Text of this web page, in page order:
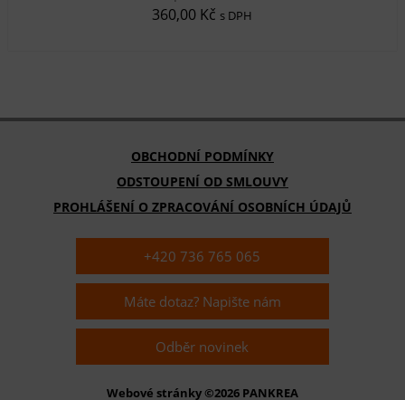
360,00 Kč s DPH
OBCHODNÍ PODMÍNKY
ODSTOUPENÍ OD SMLOUVY
PROHLÁŠENÍ O ZPRACOVÁNÍ OSOBNÍCH ÚDAJŮ
+420 736 765 065
Máte dotaz? Napište nám
Odběr novinek
Webové stránky ©2026 PANKREA